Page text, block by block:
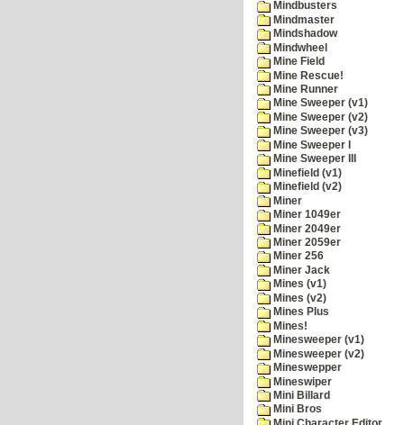
Mindbusters
Mindmaster
Mindshadow
Mindwheel
Mine Field
Mine Rescue!
Mine Runner
Mine Sweeper (v1)
Mine Sweeper (v2)
Mine Sweeper (v3)
Mine Sweeper I
Mine Sweeper III
Minefield (v1)
Minefield (v2)
Miner
Miner 1049er
Miner 2049er
Miner 2059er
Miner 256
Miner Jack
Mines (v1)
Mines (v2)
Mines Plus
Mines!
Minesweeper (v1)
Minesweeper (v2)
Mineswepper
Mineswiper
Mini Billard
Mini Bros